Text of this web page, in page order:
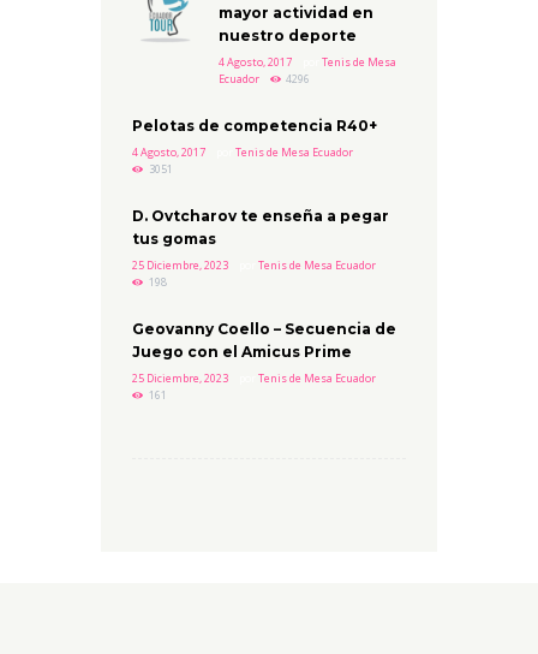
mayor actividad en
nuestro deporte
4 Agosto, 2017
Tenis de Mesa
Ecuador
4296
Pelotas de competencia R40+
4 Agosto, 2017 porTenis de Mesa Ecuador
3051
D. Ovtcharov te enseña a pegar
tus gomas
25 Diciembre, 2023 porTenis de Mesa Ecuador
198
Geovanny Coello – Secuencia de
Juego con el Amicus Prime
25 Diciembre, 2023 porTenis de Mesa Ecuador
161